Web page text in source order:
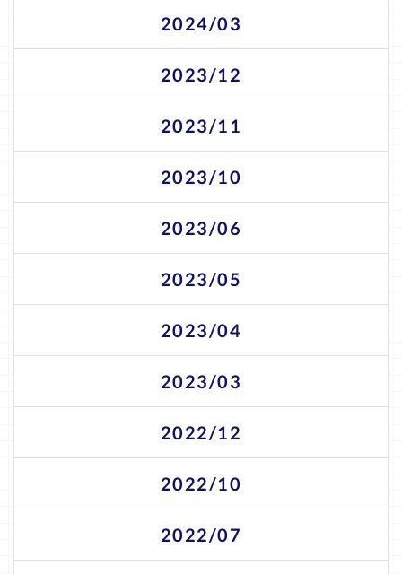
2024/03
2023/12
2023/11
2023/10
2023/06
2023/05
2023/04
2023/03
2022/12
2022/10
2022/07